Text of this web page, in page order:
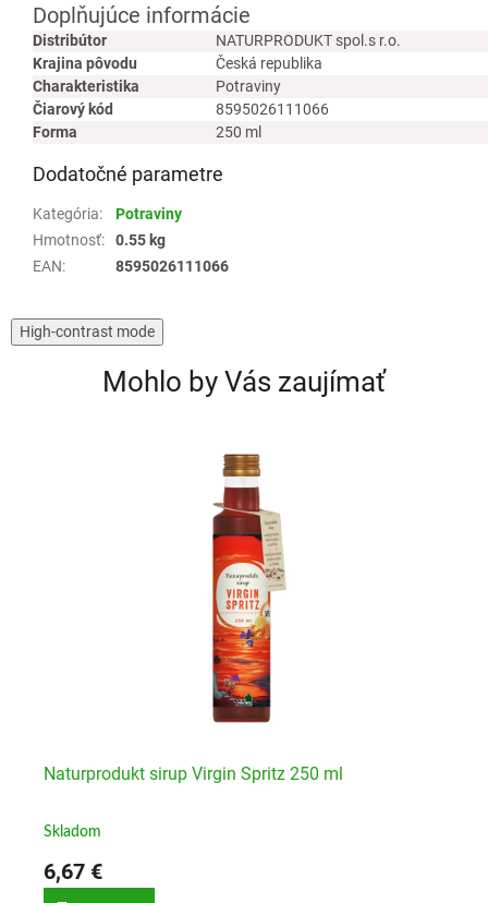
Doplňujúce informácie
Distribútor
NATURPRODUKT spol.s r.o.
Krajina pôvodu
Česká republika
Charakteristika
Potraviny
Čiarový kód
8595026111066
Forma
250 ml
Dodatočné parametre
Kategória:
Potraviny
Hmotnosť:
0.55 kg
EAN: 8595026111066
High-contrast mode
Mohlo by Vás zaujímať
Naturprodukt sirup Virgin Spritz 250 ml
Skladom
6,67 €